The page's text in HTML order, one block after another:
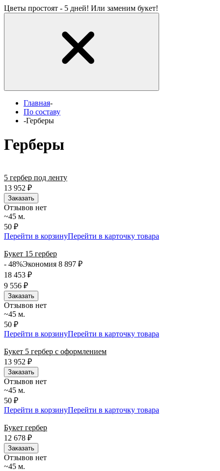
Цветы простоят - 5 дней! Или заменим букет!
Главная-
По составу
-Герберы
Герберы
5 гербер под ленту
13 952 ₽
Заказать
Отзывов нет
~45 м.
50 ₽
Перейти в корзинуПерейти в карточку товара
Букет 15 гербер
- 48%Экономия 8 897 ₽
18 453 ₽
9 556 ₽
Заказать
Отзывов нет
~45 м.
50 ₽
Перейти в корзинуПерейти в карточку товара
Букет 5 гербер с оформлением
13 952 ₽
Заказать
Отзывов нет
~45 м.
50 ₽
Перейти в корзинуПерейти в карточку товара
Букет гербер
12 678 ₽
Заказать
Отзывов нет
~45 м.